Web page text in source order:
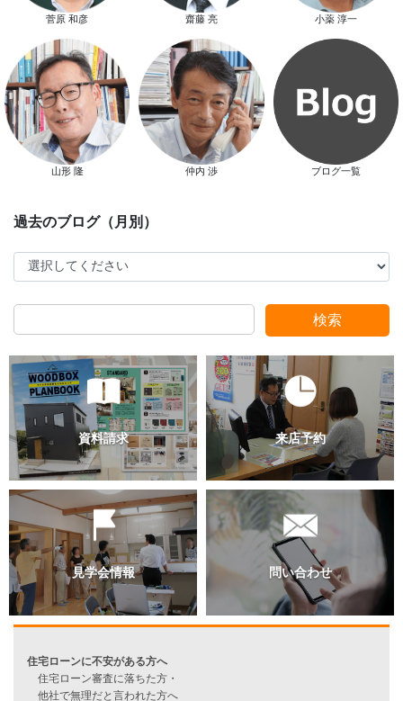
スタッフ別ブログ
菅原 和彦 齋藤 亮 小薬 淳一
山形 隆 仲内 渉 ブログ一覧
過去のブログ（月別）
検索